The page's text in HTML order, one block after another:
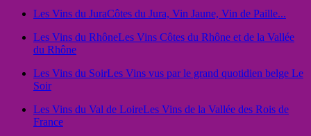
Les Vins du JuraCôtes du Jura, Vin Jaune, Vin de Paille...
Les Vins du RhôneLes Vins Côtes du Rhône et de la Vallée
du Rhône
Les Vins du SoirLes Vins vus par le grand quotidien belge Le
Soir
Les Vins du Val de LoireLes Vins de la Vallée des Rois de
France